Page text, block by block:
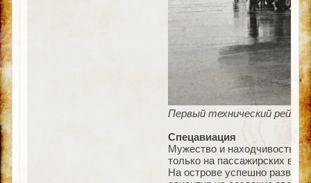
Первый технический рейс
Спецавиация
Мужество и находчивость,
только на пассажирских
На острове успешно